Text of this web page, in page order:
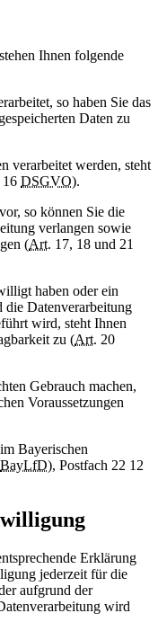
Ihnen folgende
so haben Sie das
Daten zu
verarbeitet werden, steht
16 DSGVO).
so können Sie die
verlangen sowie
(Art. 17, 18 und 21
haben oder ein
die Datenverarbeitung
wird, steht Ihnen
zu (Art. 20
Gebrauch machen,
Voraussetzungen
Bayerischen
BayLfD), Postfach 22 12
Erklärung
jederzeit für die
aufgrund der
wird